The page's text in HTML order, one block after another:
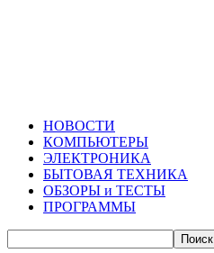
НОВОСТИ
КОМПЬЮТЕРЫ
ЭЛЕКТРОНИКА
БЫТОВАЯ ТЕХНИКА
ОБЗОРЫ и ТЕСТЫ
ПРОГРАММЫ
Поиск